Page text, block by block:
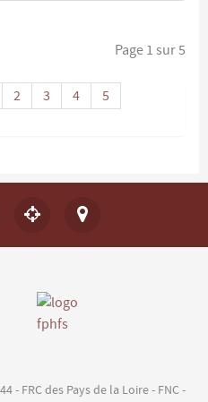
Page 1 sur 5
2 3 4
5
- FRC des Pays de la Loire - FNC -